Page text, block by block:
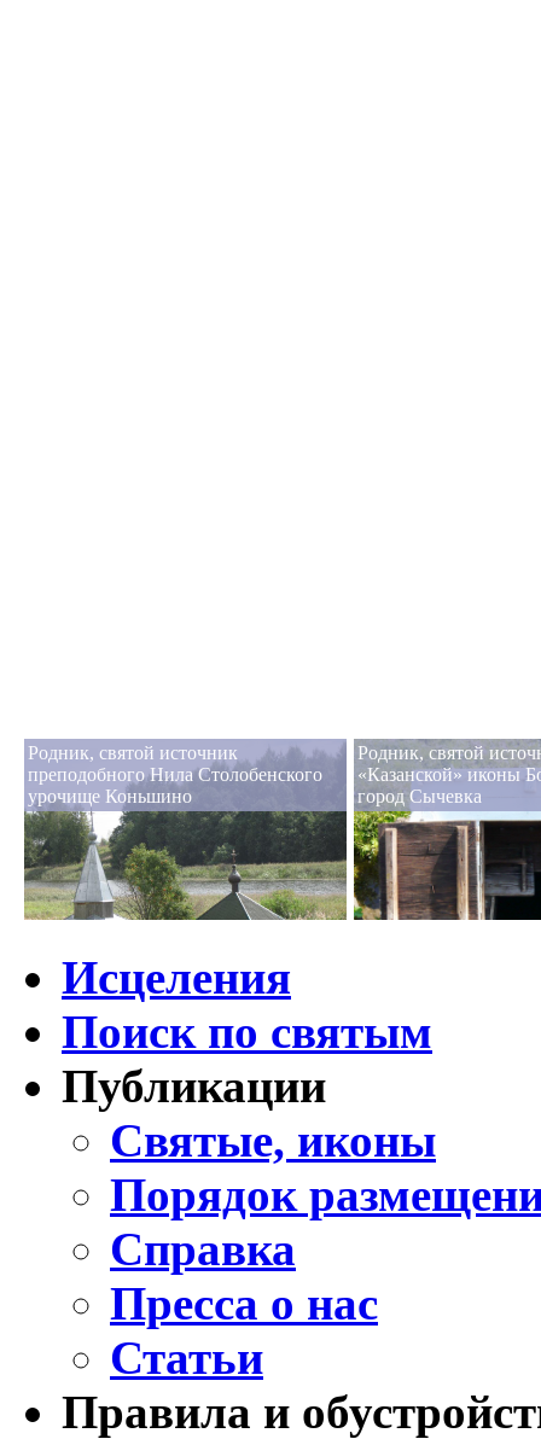
Родник, святой источник
преподобного Нила Столобенского
урочище Коньшино
Родник, святой
«Казанской» иконы
город Сычевка
Исцеления
Поиск по святым
Публикации
Святые, иконы
Порядок
Справка
Пресса о нас
Статьи
Правила и